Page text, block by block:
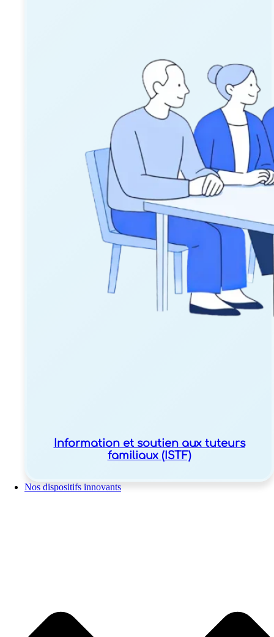
Information et soutien aux tuteurs
familiaux (ISTF)
Nos dispositifs innovants